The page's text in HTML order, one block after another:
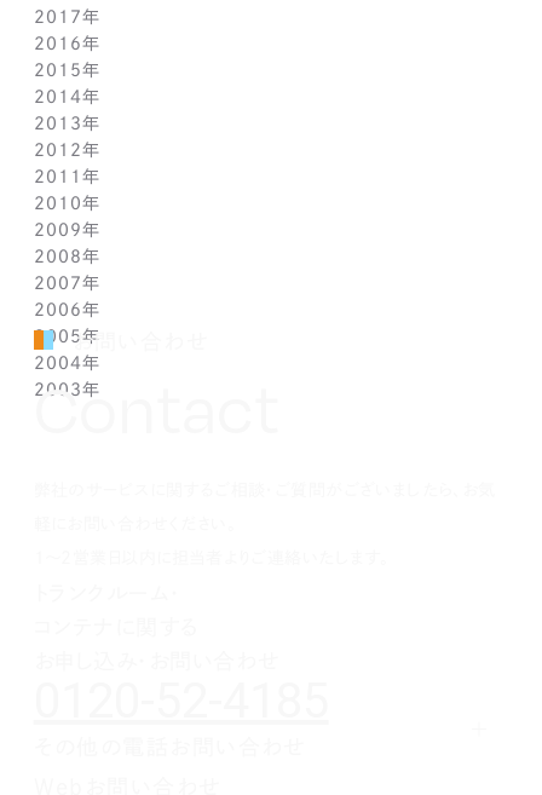
5月(7)
4月(11)
3月(9)
2月(10)
1月(5)
6月(7)
5月(5)
4月(11)
3月(6)
2月(13)
1月(2)
7月(8)
6月(2)
5月(12)
4月(5)
3月(8)
2月(9)
1月(3)
8月(3)
7月(6)
6月(2)
5月(4)
4月(6)
3月(8)
2月(8)
1月(2)
9月(3)
8月(2)
7月(7)
6月(1)
5月(5)
4月(6)
3月(9)
2月(7)
1月(3)
10月(5)
9月(3)
8月(3)
7月(5)
6月(1)
5月(3)
4月(6)
3月(3)
2月(6)
1月(1)
11月(3)
10月(4)
9月(1)
8月(4)
7月(5)
6月(1)
5月(4)
4月(5)
3月(4)
2月(4)
1月(2)
12月(2)
11月(7)
10月(8)
9月(7)
8月(8)
7月(7)
6月(7)
5月(9)
4月(7)
3月(6)
2月(5)
1月(1)
2017年
12月(2)
11月(5)
10月(5)
9月(5)
8月(6)
7月(7)
6月(1)
5月(3)
4月(3)
3月(3)
2月(5)
2016年
12月(2)
11月(3)
10月(7)
9月(2)
8月(3)
7月(6)
6月(5)
5月(4)
4月(3)
3月(2)
2月(7)
1月(1)
2015年
12月(3)
11月(6)
10月(7)
9月(3)
8月(8)
7月(7)
6月(5)
5月(4)
4月(4)
3月(3)
2月(5)
1月(3)
2014年
12月(2)
11月(7)
10月(7)
9月(6)
8月(5)
7月(9)
6月(6)
5月(3)
4月(7)
3月(3)
2月(6)
2013年
12月(6)
11月(6)
10月(5)
9月(7)
8月(4)
7月(3)
6月(1)
5月(5)
4月(1)
3月(1)
2012年
12月(1)
11月(1)
10月(1)
9月(1)
8月(1)
7月(3)
5月(2)
4月(1)
3月(1)
2011年
12月(1)
11月(1)
10月(2)
8月(2)
7月(4)
5月(2)
4月(1)
3月(3)
2010年
12月(1)
11月(1)
10月(2)
9月(1)
8月(2)
7月(3)
5月(2)
2009年
11月(6)
10月(9)
9月(3)
8月(1)
7月(5)
6月(2)
2008年
11月(4)
10月(2)
9月(2)
8月(4)
7月(3)
2007年
12月(2)
11月(2)
10月(1)
9月(2)
2006年
12月(1)
11月(1)
10月(2)
2005年
10月(2)
8月(4)
2004年
12月(4)
2003年
お問い合わせ
Contact